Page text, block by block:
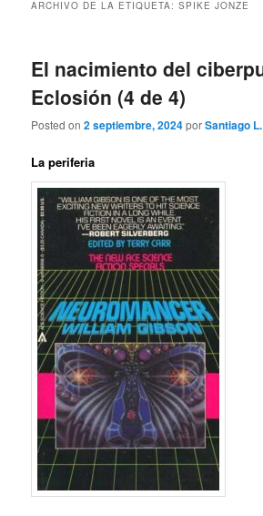
ARCHIVO DE LA ETIQUETA:SPIKE JONZE
El nacimiento del
Eclosión (4 de 4)
Posted on2 septiembre, 2024porSantiago
La periferia